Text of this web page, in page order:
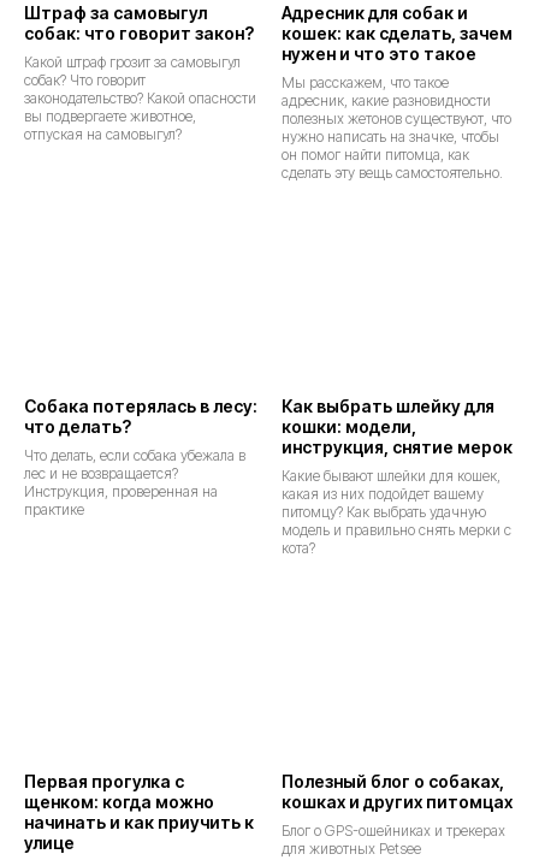
Штраф за самовыгул
собак: что говорит закон?
Какой штраф грозит за самовыгул
собак? Что говорит
законодательство? Какой опасности
вы подвергаете животное,
отпуская на самовыгул?
Адресник для собак и
кошек: как сделать, зачем
нужен и что это такое
Мы расскажем, что такое
адресник, какие разновидности
полезных жетонов существуют, что
нужно написать на значке, чтобы
он помог найти питомца, как
сделать эту вещь самостоятельно.
Собака потерялась в лесу:
что делать?
Что делать, если собака убежала в
лес и не возвращается?
Инструкция, проверенная на
практике
Как выбрать шлейку для
кошки: модели,
инструкция, снятие мерок
Какие бывают шлейки для кошек,
какая из них подойдет вашему
питомцу? Как выбрать удачную
модель и правильно снять мерки с
кота?
Первая прогулка с
щенком: когда можно
начинать и как приучить к
улице
Полезный блог о собаках,
кошках и других питомцах
Блог о GPS-ошейниках и трекерах
для животных Petsee